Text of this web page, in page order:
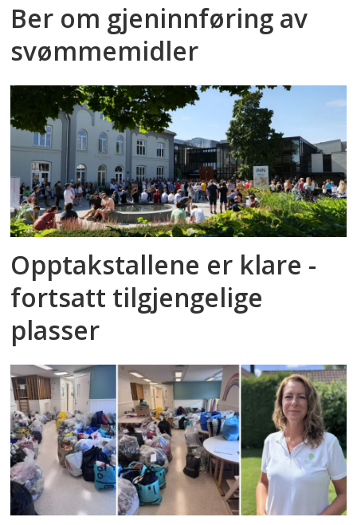
Ber om gjeninnføring av
svømmemidler
Opptakstallene er klare -
fortsatt tilgjengelige
plasser